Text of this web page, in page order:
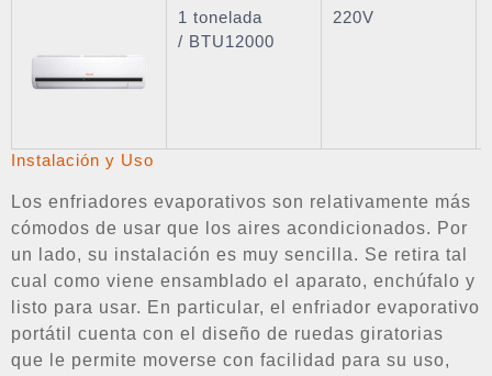
1 tonelada
/ BTU12000
220V
Instalación y Uso
Los enfriadores evaporativos son relativamente más
cómodos de usar que los aires acondicionados. Por
un lado, su instalación es muy sencilla. Se retira tal
cual como viene ensamblado el aparato, enchúfalo y
listo para usar. En particular, el enfriador evaporativo
portátil cuenta con el diseño de ruedas giratorias
que le permite moverse con facilidad para su uso,